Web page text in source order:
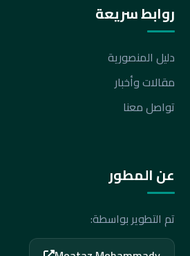
روابط سريعة
دليل المنصورية
مقالات وأخبار
تواصل معنا
عن المطور
تم التطوير بواسطة: